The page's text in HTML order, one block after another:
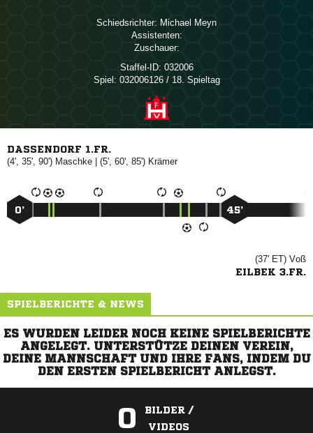
Schiedsrichter:  
Assistenten:
Zuschauer:
Staffel-ID: 032006
Spiel: 032006126 / 18. Spieltag
DASSENDORF 1.FR.
(4', 35', 90')  | (5', 60', 85') 
0’ 45’
(37' ET) 
EILBEK 3.FR.
SPIELBERICHTE & NEWS
ES WURDEN LEIDER NOCH KEINE SPIELBERICHTE
ANGELEGT. UNTERSTÜTZE DEINEN VEREIN,
DEINE MANNSCHAFT UND IHRE FANS, INDEM DU
DEN ERSTEN SPIELBERICHT ANLEGST.
0
BILDER /
VIDEOS